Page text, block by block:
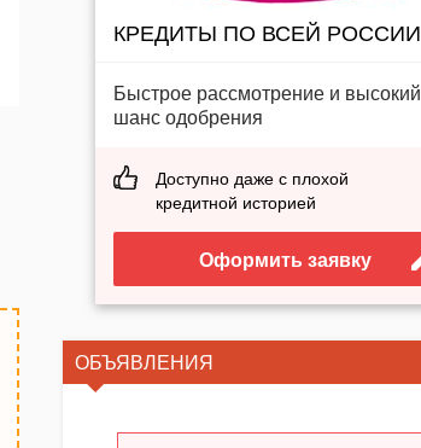
КРЕДИТЫ ПО ВСЕЙ РОССИИ
Быстрое рассмотрение и высокий
шанс одобрения
Доступно даже с плохой
кредитной историей
Оформить заявку
ОБЪЯВЛЕНИЯ